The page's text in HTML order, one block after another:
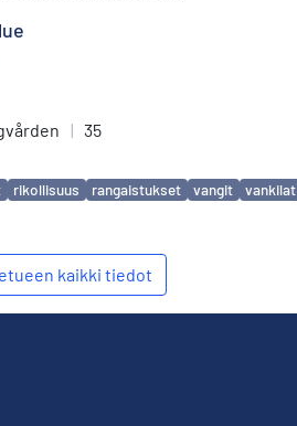
| 35
rikollisuus rangaistukset vangit vankilat
kaikki tiedot